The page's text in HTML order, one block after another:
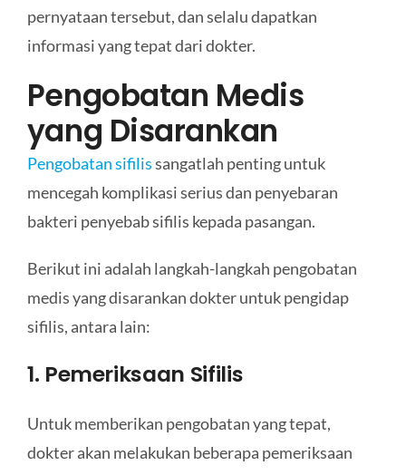
pernyataan tersebut, dan selalu dapatkan
informasi yang tepat dari dokter.
Pengobatan Medis
yang Disarankan
Pengobatan sifilissangatlah penting untuk
mencegah komplikasi serius dan penyebaran
bakteri penyebab sifilis kepada pasangan.
Berikut ini adalah langkah-langkah pengobatan
medis yang disarankan dokter untuk pengidap
sifilis, antara lain:
1. Pemeriksaan Sifilis
Untuk memberikan pengobatan yang tepat,
dokter akan melakukan beberapa pemeriksaan